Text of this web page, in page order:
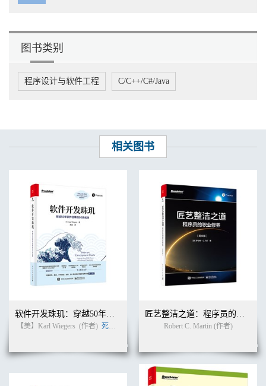
11.4 MyBatis测试用例 290
附录 类型处理器（TypeHandler） 295
图书类别
程序设计与软件工程 C/C++/C#/Java
相关图书
【美】Karl Wiegers (作者) 死月 Robert C. Martin (作者)